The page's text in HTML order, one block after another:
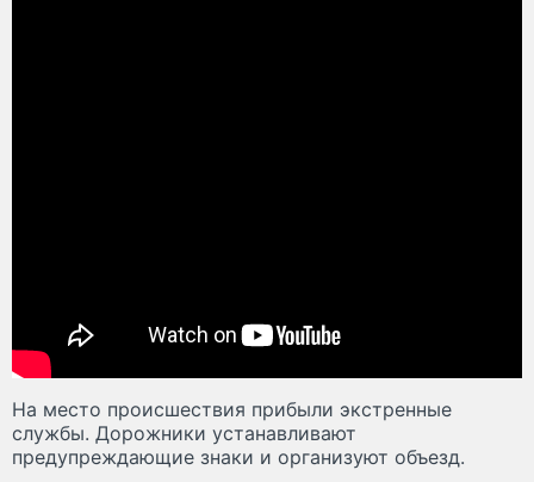
На место происшествия прибыли экстренные
службы. Дорожники устанавливают
предупреждающие знаки и организуют объезд.